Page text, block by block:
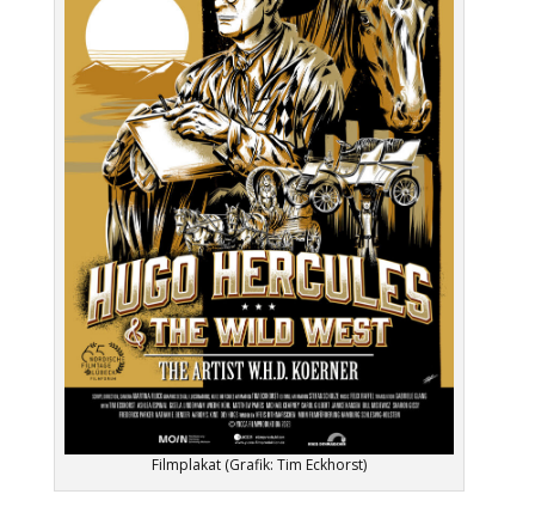
Filmplakat (Grafik: Tim Eckhorst)